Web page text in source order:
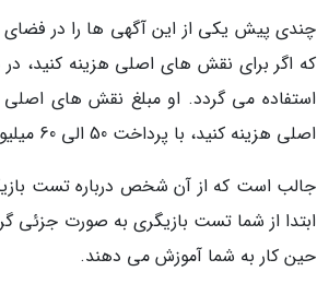
چندی پیش یکی از این آگهی ها را در
که اگر برای نقش های اصلی هزینه کنید،
اصلی هزینه کنید، با پرداخت 50 الی 60 میلیون تومان می توانید در یکی از نقش های فرعی فیلم و سریال ایفای نقش کنید!
جالب است که از آن شخص درباره تست
ابتدا از شما تست بازیگری به صورت جزئی
حین کار به شما آموزش می دهند.